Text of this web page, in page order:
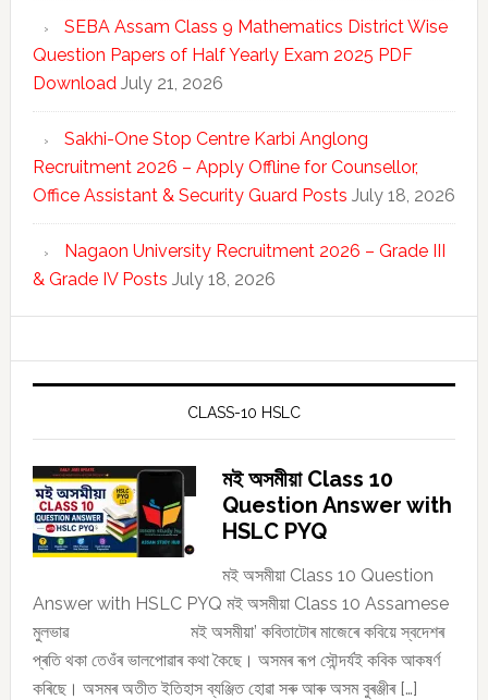
SEBA Assam Class 9 Mathematics District Wise
Question Papers of Half Yearly Exam 2025 PDF
Download July 21, 2026
Sakhi-One Stop Centre Karbi Anglong
Recruitment 2026 – Apply Offline for Counsellor,
Office Assistant & Security Guard Posts July 18, 2026
Nagaon University Recruitment 2026 – Grade III
& Grade IV Posts July 18, 2026
CLASS-10 HSLC
মই অসমীয়া Class 10
Question Answer with
HSLC PYQ
মই অসমীয়া Class 10 Question
Answer with HSLC PYQ মই অসমীয়া Class 10 Assamese
মুলভাৱ মই অসমীয়া’ কবিতাটোৰ মাজেৰে কবিয়ে স্বদেশৰ
প্ৰতি থকা তেওঁৰ ভালপোৱাৰ কথা কৈছে। অসমৰ ৰূপ সৌন্দৰ্যই কবিক আকষৰ্ণ
কৰিছে। অসমৰ অতীত ইতিহাস ব্যঞ্জিত হোৱা সৰু আৰু অসম বুৰঞ্জীৰ […]